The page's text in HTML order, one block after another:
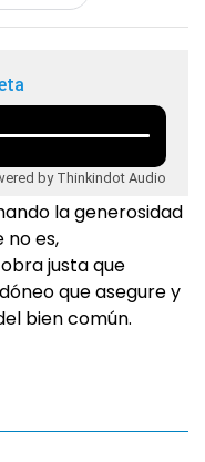
by Thinkindot Audio
la generosidad
no es,
justa que
que asegure y
bien común.